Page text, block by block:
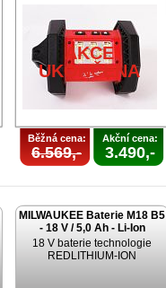
AKCE
UKONČENA
Běžná cena:
6.569,-
Akční cena:
3.490,-
MILWAUKEE Baterie M18 B5
- 18 V / 5,0 Ah - Li-Ion
18 V baterie technologie
REDLITHIUM-ION